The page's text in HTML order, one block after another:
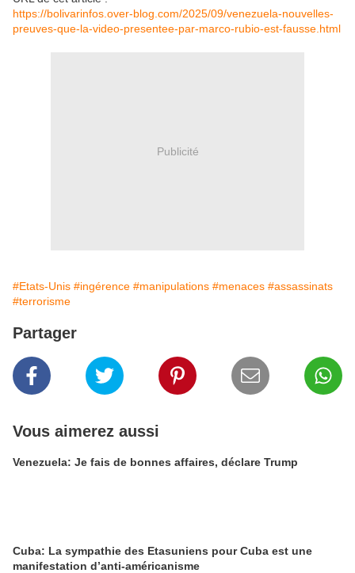
https://bolivarinfos.over-blog.com/2025/09/venezuela-nouvelles-
preuves-que-la-video-presentee-par-marco-rubio-est-fausse.html
Publicité
#Etats-Unis #ingérence #manipulations #menaces #assassinats
#terrorisme
Partager
Vous aimerez aussi
Venezuela: Je fais de bonnes affaires, déclare Trump
Cuba: La sympathie des Etasuniens pour Cuba est une
manifestation d’anti-américanisme